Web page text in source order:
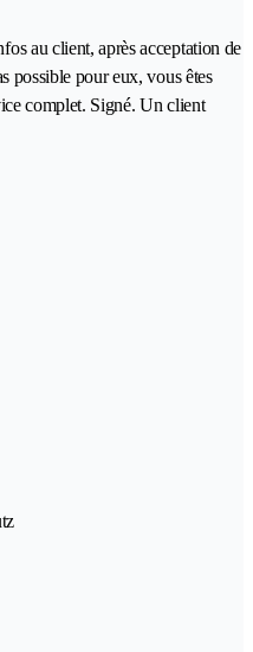
au client, après acceptation de
possible pour eux, vous êtes
complet. Signé. Un client